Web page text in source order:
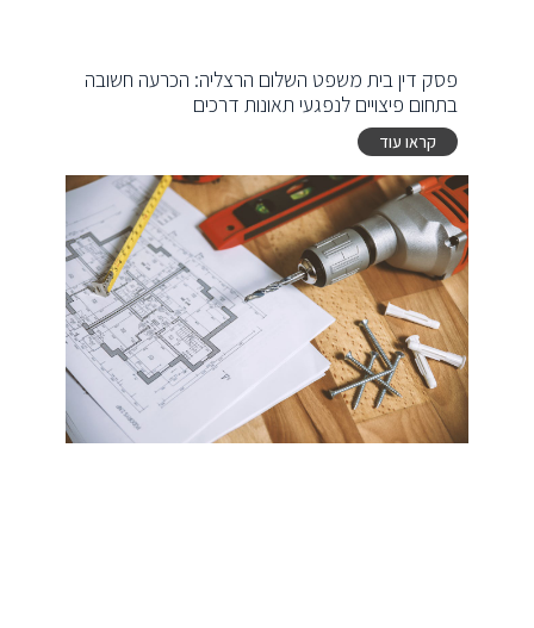
פסק דין בית משפט השלום הרצליה: הכרעה חשובה
בתחום פיצויים לנפגעי תאונות דרכים
קראו עוד